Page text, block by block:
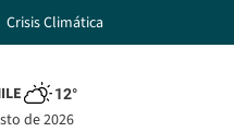
Crisis Climática
12°
de 2026